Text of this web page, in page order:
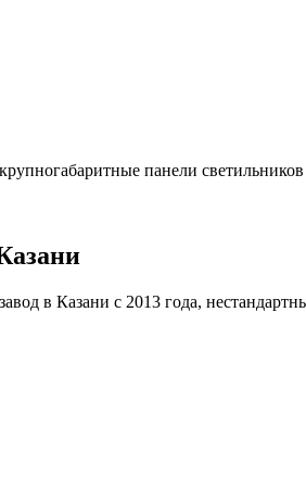
панели
в Казани с 2013 года,